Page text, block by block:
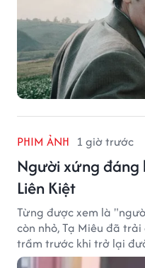
PHIM ẢNH 1 giờ trước
Người xứng đáng
Liên Kiệt
Từng được xem là
còn nhỏ, Tạ Miêu đã
trầm trước khi trở lại
sở trường võ thuật.